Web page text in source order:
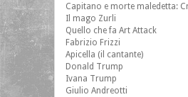
Capitano e morte maledetta:
Il mago Zurli
Quello che fa Art Attack
Fabrizio Frizzi
Apicella (il cantante)
Donald Trump
Ivana Trump
Giulio Andreotti